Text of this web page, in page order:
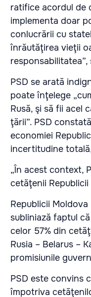
ratifice acordul de
implementa doar
conlucrării cu
înrăutăţirea vieţii
PSD se arată
poate înţelege
Rusă, şi să fii acel
ţării”. PSD
economiei
incertitudine
„În acest context,
cetăţenii
Republicii
subliniază faptul
celor 57% din
Rusia – Belarus –
promisiunile
PSD este convins
împotriva